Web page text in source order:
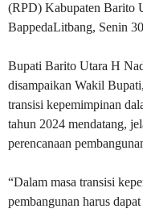
(RPD) Kabupaten Barito
BappedaLitbang, Senin
Bupati Barito Utara H
disampaikan Wakil
transisi kepemimpinan
tahun 2024 mendatang,
perencanaan
“Dalam masa transisi
pembangunan harus